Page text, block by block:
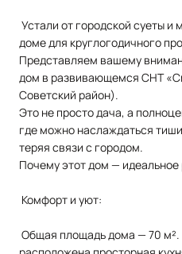
Устали от городской суеты и
доме для круглогодичного
Представляем вашему
дом в развивающемся СНТ
Советский район).
Это не просто дача, а
где можно наслаждаться
теряя связи с городом.
Почему этот дом —
Комфорт и уют:
Общая площадь дома — 70